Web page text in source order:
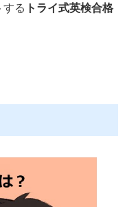
する トライ式英検合格